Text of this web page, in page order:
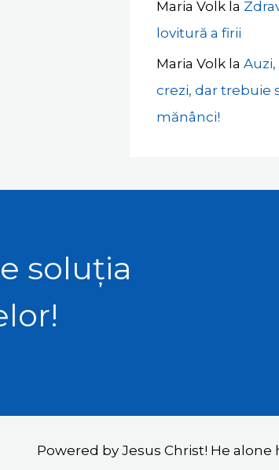
Maria Volk la
lovitură a firii
Maria Volk la
crezi, dar trebuie
mănânci!
soluția
Powered by Jesus Christ! He alone